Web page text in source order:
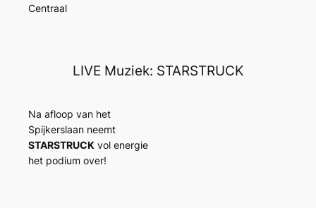
Centraal
LIVE Muziek: STARSTRUCK
Na afloop van het
Spijkerslaan neemt
STARSTRUCK vol energie
het podium over!